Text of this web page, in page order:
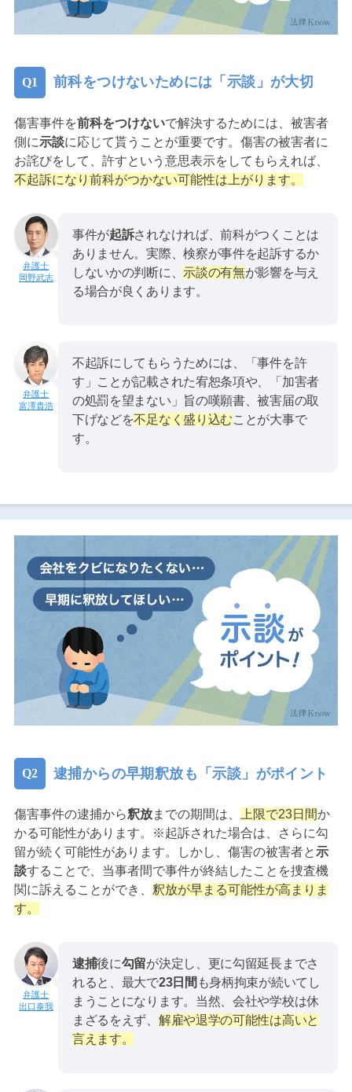
前科をつけないためには「示談」が大切
傷害事件を前科をつけないで解決するためには、被害者
側に示談に応じて貰うことが重要です。傷害の被害者に
お詫びをして、許すという意思表示をしてもらえれば、
不起訴になり前科がつかない可能性は上がります。
岡野武志
事件が起訴されなければ、前科がつくことは
ありません。実際、検察が事件を起訴するか
しないかの判断に、 示談の有無が影響を与え
る場合が良くあります。
富澤貴浩
不起訴にしてもらうためには、「事件を許
す」ことが記載された宥恕条項や、「加害者
の処罰を望まない」旨の嘆願書、被害届の取
下げなどを不足なく盛り込むことが大事で
す。
逮捕からの早期釈放も「示談」がポイント
傷害事件の逮捕から釈放までの期間は、 上限で23日間か
かる可能性があります。※起訴された場合は、さらに勾
留が続く可能性があります。しかし、傷害の被害者と示
談することで、当事者間で事件が終結したことを捜査機
関に訴えることができ、 釈放が早まる可能性が高まりま
す。
出口泰我
逮捕後に勾留が決定し、更に勾留延長までさ
れると、最大で23日間 も身柄拘束が続いてし
まうことになります。当然、会社や学校は休
まざるをえず、 解雇や退学の可能性は高いと
言えます。